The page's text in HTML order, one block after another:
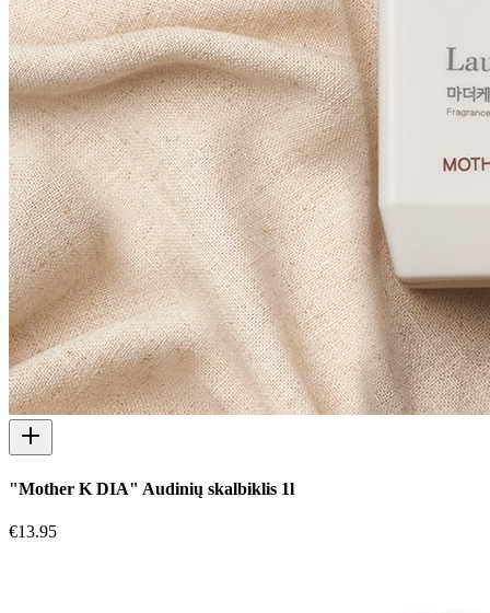
"Mother K DIA" Audinių skalbiklis 1l
€13.95